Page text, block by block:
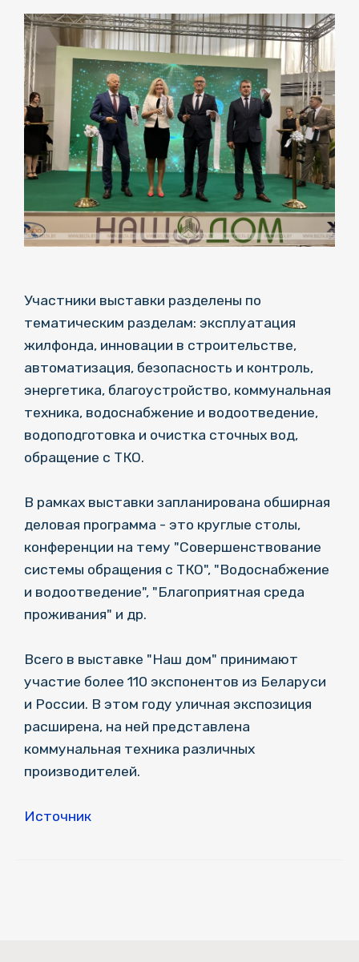
Участники выставки разделены по
тематическим разделам: эксплуатация
жилфонда, инновации в строительстве,
автоматизация, безопасность и контроль,
энергетика, благоустройство, коммунальная
техника, водоснабжение и водоотведение,
водоподготовка и очистка сточных вод,
обращение с ТКО.
В рамках выставки запланирована обширная
деловая программа - это круглые столы,
конференции на тему "Совершенствование
системы обращения с ТКО", "Водоснабжение
и водоотведение", "Благоприятная среда
проживания" и др.
Всего в выставке "Наш дом" принимают
участие более 110 экспонентов из Беларуси
и России. В этом году уличная экспозиция
расширена, на ней представлена
коммунальная техника различных
производителей.
Источник